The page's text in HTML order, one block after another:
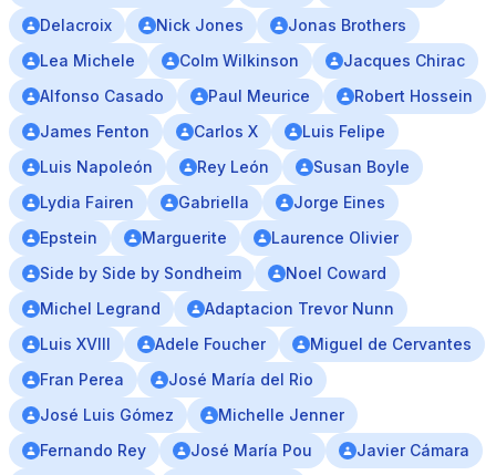
Delacroix
Nick Jones
Jonas Brothers
Lea Michele
Colm Wilkinson
Jacques Chirac
Alfonso Casado
Paul Meurice
Robert Hossein
James Fenton
Carlos X
Luis Felipe
Luis Napoleón
Rey León
Susan Boyle
Lydia Fairen
Gabriella
Jorge Eines
Epstein
Marguerite
Laurence Olivier
Side by Side by Sondheim
Noel Coward
Michel Legrand
Adaptacion Trevor Nunn
Luis XVIII
Adele Foucher
Miguel de Cervantes
Fran Perea
José María del Rio
José Luis Gómez
Michelle Jenner
Fernando Rey
José María Pou
Javier Cámara